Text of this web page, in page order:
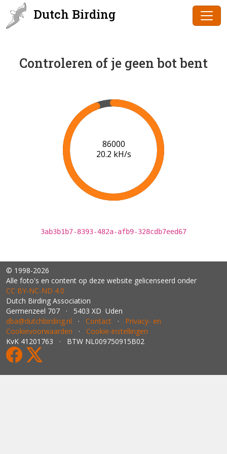
Dutch Birding
Controleren of je geen bot bent
88000
20.2 kH/s
3ab3b1b7-8393-482a-afb9-328cdb7eed67
© 1998-2026
Alle foto's en content op deze website gelicenseerd onder
CC BY‑NC‑ND 4.0
Dutch Birding Association
Germenzeel 707 · 5403 XD Uden
dba@dutchbirding.nl · Contact · Privacy- en
Cookievoorwaarden · Cookie-instellingen
KvK 41201763 · BTW NL009750915B02